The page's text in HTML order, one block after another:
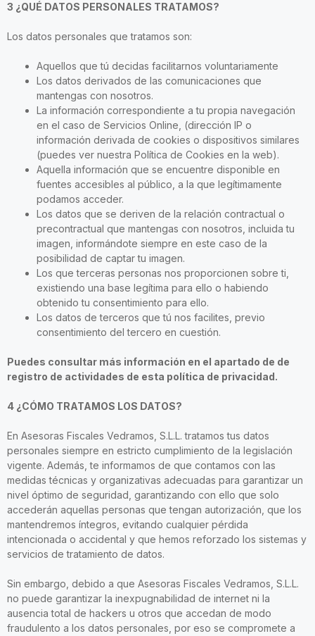
3 ¿QUÉ DATOS PERSONALES TRATAMOS?
Los datos personales que tratamos son:
Aquellos que tú decidas facilitarnos voluntariamente
Los datos derivados de las comunicaciones que
mantengas con nosotros.
La información correspondiente a tu propia navegación
en el caso de Servicios Online, (dirección IP o
información derivada de cookies o dispositivos similares
(puedes ver nuestra Política de Cookies en la web).
Aquella información que se encuentre disponible en
fuentes accesibles al público, a la que legítimamente
podamos acceder.
Los datos que se deriven de la relación contractual o
precontractual que mantengas con nosotros, incluida tu
imagen, informándote siempre en este caso de la
posibilidad de captar tu imagen.
Los que terceras personas nos proporcionen sobre ti,
existiendo una base legítima para ello o habiendo
obtenido tu consentimiento para ello.
Los datos de terceros que tú nos facilites, previo
consentimiento del tercero en cuestión.
Puedes consultar más información en el apartado de de
registro de actividades de esta política de privacidad.
4 ¿CÓMO TRATAMOS LOS DATOS?
En Asesoras Fiscales Vedramos, S.L.L. tratamos tus datos
personales siempre en estricto cumplimiento de la legislación
vigente. Además, te informamos de que contamos con las
medidas técnicas y organizativas adecuadas para garantizar un
nivel óptimo de seguridad, garantizando con ello que solo
accederán aquellas personas que tengan autorización, que los
mantendremos íntegros, evitando cualquier pérdida
intencionada o accidental y que hemos reforzado los sistemas y
servicios de tratamiento de datos.
Sin embargo, debido a que Asesoras Fiscales Vedramos, S.L.L.
no puede garantizar la inexpugnabilidad de internet ni la
ausencia total de hackers u otros que accedan de modo
fraudulento a los datos personales, por eso se compromete a